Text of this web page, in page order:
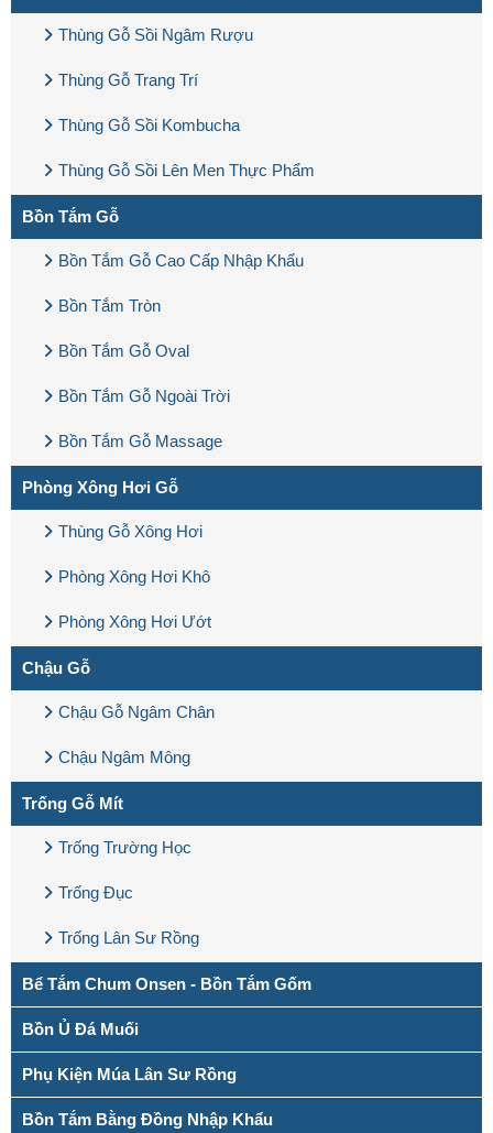
Thùng Gỗ Sồi Ngâm Rượu
Thùng Gỗ Trang Trí
Thùng Gỗ Sồi Kombucha
Thùng Gỗ Sồi Lên Men Thực Phẩm
Bồn Tắm Gỗ
Bồn Tắm Gỗ Cao Cấp Nhập Khẩu
Bồn Tắm Tròn
Bồn Tắm Gỗ Oval
Bồn Tắm Gỗ Ngoài Trời
Bồn Tắm Gỗ Massage
Phòng Xông Hơi Gỗ
Thùng Gỗ Xông Hơi
Phòng Xông Hơi Khô
Phòng Xông Hơi Ướt
Chậu Gỗ
Chậu Gỗ Ngâm Chân
Chậu Ngâm Mông
Trống Gỗ Mít
Trống Trường Học
Trống Đục
Trống Lân Sư Rồng
Bể Tắm Chum Onsen - Bồn Tắm Gốm
Bồn Ủ Đá Muối
Phụ Kiện Múa Lân Sư Rồng
Bồn Tắm Bằng Đồng Nhập Khẩu